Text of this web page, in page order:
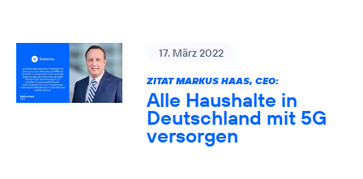
17. März 2022
ZITAT MARKUS HAAS, CEO:
Alle Haushalte in
Deutschland mit 5G
versorgen